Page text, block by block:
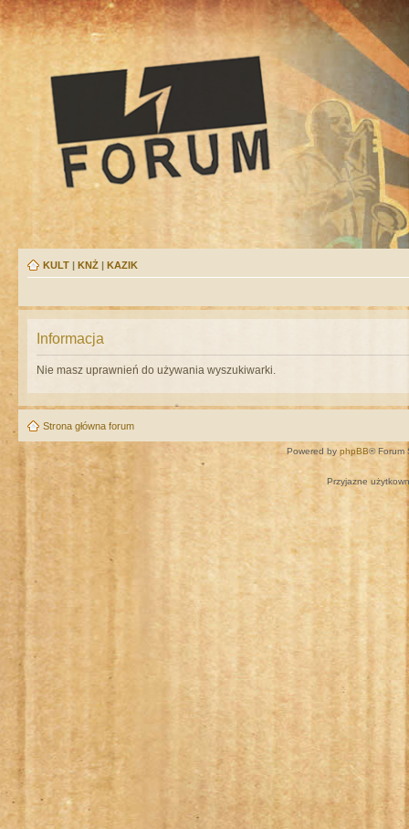
KULT | KNŻ | KAZIK
Informacja
Nie masz uprawnień do używania wyszukiwarki.
Strona główna forum
Powered by phpBB® Forum
Przyjazne